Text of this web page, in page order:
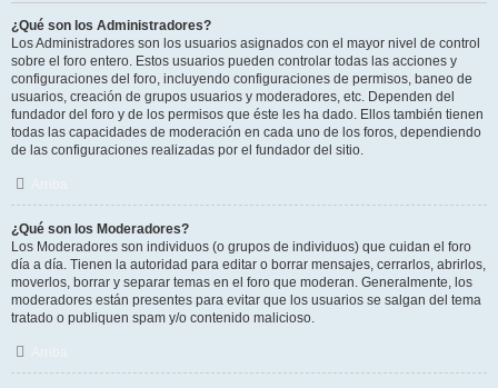
¿Qué son los Administradores?
Los Administradores son los usuarios asignados con el mayor nivel de control
sobre el foro entero. Estos usuarios pueden controlar todas las acciones y
configuraciones del foro, incluyendo configuraciones de permisos, baneo de
usuarios, creación de grupos usuarios y moderadores, etc. Dependen del
fundador del foro y de los permisos que éste les ha dado. Ellos también tienen
todas las capacidades de moderación en cada uno de los foros, dependiendo
de las configuraciones realizadas por el fundador del sitio.
¿Qué son los Moderadores?
Los Moderadores son individuos (o grupos de individuos) que cuidan el foro
día a día. Tienen la autoridad para editar o borrar mensajes, cerrarlos, abrirlos,
moverlos, borrar y separar temas en el foro que moderan. Generalmente, los
moderadores están presentes para evitar que los usuarios se salgan del tema
tratado o publiquen spam y/o contenido malicioso.